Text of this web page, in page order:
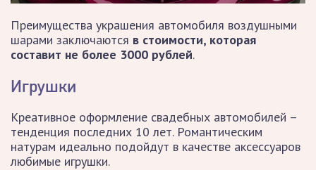
Преимущества украшения автомобиля воздушными
шарами заключаются в стоимости, которая
составит не более 3000 рублей.
Игрушки
Креативное оформление свадебных автомобилей –
тенденция последних 10 лет. Романтическим
натурам идеально подойдут в качестве аксессуаров
любимые игрушки.